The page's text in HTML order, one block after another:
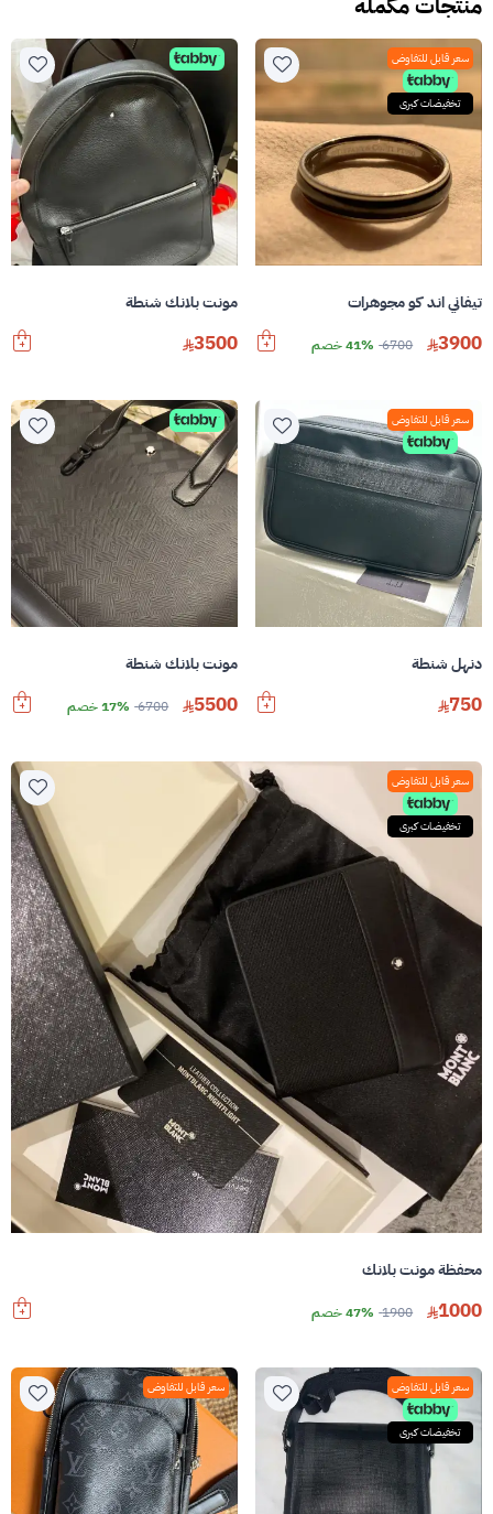
سعر قابل للتفاوض
تخفيضات كبرى
تيفاني اند كو مجوهرات
3900
6700 41% خصم
مونت بلانك شنطة
3500
سعر قابل للتفاوض
دنهل شنطة
750
مونت بلانك شنطة
5500
6700 17% خصم
سعر قابل للتفاوض
تخفيضات كبرى
محفظة مونت بلانك
1000
1900 47% خصم
سعر قابل للتفاوض
تخفيضات كبرى
سعر قابل للتفاوض